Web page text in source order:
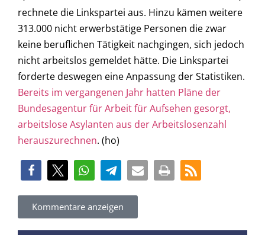
rechnete die Linkspartei aus. Hinzu kämen weitere
313.000 nicht erwerbstätige Personen die zwar
keine beruflichen Tätigkeit nachgingen, sich jedoch
nicht arbeitslos gemeldet hätte. Die Linkspartei
forderte deswegen eine Anpassung der Statistiken.
Bereits im vergangenen Jahr hatten Pläne der
Bundesagentur für Arbeit für Aufsehen gesorgt,
arbeitslose Asylanten aus der Arbeitslosenzahl
herauszurechnen. (ho)
Kommentare anzeigen